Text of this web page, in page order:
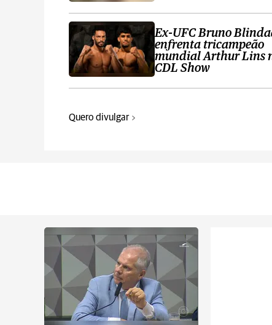
Ex-UFC Bruno
enfrenta tricampeão
mundial Arthur Lins
CDL Show
Quero divulgar